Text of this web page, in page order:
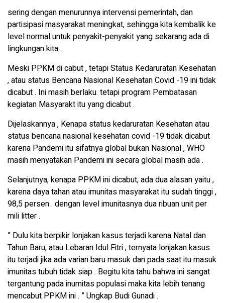
sering dengan menurunnya intervensi pemerintah, dan
partisipasi masyarakat meningkat, sehingga kita kembalik ke
level normal untuk penyakit-penyakit yang sekarang ada di
lingkungan kita .
Meski PPKM di cabut , tetapi Status Kedaruratan Kesehatan
, atau status Bencana Nasional Kesehatan Covid -19 ini tidak
dicabut . Ini masih berlaku. tetapi program Pembatasan
kegiatan Masyarakt itu yang dicabut .
Dijelaskannya , Kenapa status kedaruratan Kesehatan atau
status bencana nasional kesehatan covid -19 tidak dicabut
karena Pandemi itu sifatnya global bukan Nasional , WHO
masih menyatakan Pandemi ini secara global masih ada .
Selanjutnya, kenapa PPKM ini dicabut, ada dua alasan yaitu ,
karena daya tahan atau imunitas masyarakat itu sudah tinggi ,
98,5 persen . dengan level imunitasnya dua ribuan unit per
mili litter .
” Dulu kita berpikir lonjakan kasus terjadi karena Natal dan
Tahun Baru, atau Lebaran Idul Fitri , ternyata lonjakan kasus
itu terjadi jika ada varian baru masuk dan pada saat itu masuk
imunitas tubuh tidak siap . Begitu kita tahu bahwa ini sangat
tergantung pada inumitas populasi maka kita lebih tenang
mencabut PPKM ini . ” Ungkap Budi Gunadi .